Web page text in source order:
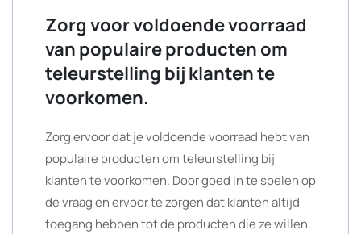
Zorg voor voldoende voorraad
van populaire producten om
teleurstelling bij klanten te
voorkomen.
Zorg ervoor dat je voldoende voorraad hebt van
populaire producten om teleurstelling bij
klanten te voorkomen. Door goed in te spelen op
de vraag en ervoor te zorgen dat klanten altijd
toegang hebben tot de producten die ze willen,